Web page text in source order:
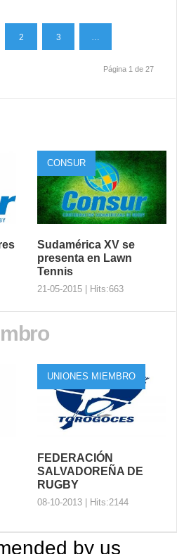
2 3 …
Página 1 de 27
CONSUR
Sudamérica XV se
presenta en Lawn
Tennis
21-05-2015 | Hits:663
presenta en Lawn
Tennis
En el marco de su
Centenario, Lawn Tennis
jugará este viernes con
Sudamérica ...
UNIONES MIEMBRO
FEDERACIÓN
SALVADOREÑA DE
RUGBY
08-10-2013 | Hits:2144
by us